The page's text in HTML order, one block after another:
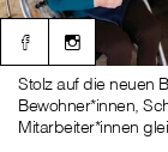
Stolz auf die neuen
Bewohner*innen,
Mitarbeiter*innen